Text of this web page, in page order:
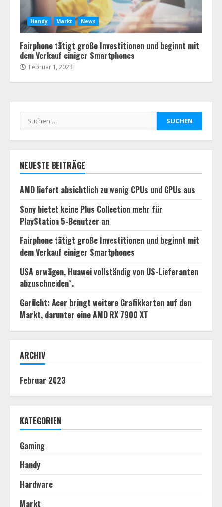
Handy Markt News
Fairphone tätigt große Investitionen und beginnt mit
dem Verkauf einiger Smartphones
Februar 1, 2023
Suchen
nach:
NEUESTE BEITRÄGE
AMD liefert absichtlich zu wenig CPUs und GPUs aus
Sony bietet keine Plus Collection mehr für
PlayStation 5-Benutzer an
Fairphone tätigt große Investitionen und beginnt mit
dem Verkauf einiger Smartphones
USA erwägen, Huawei vollständig von US-Lieferanten
abzuschneiden“.
Gerücht: Acer bringt weitere Grafikkarten auf den
Markt, darunter eine AMD RX 7900 XT
ARCHIV
Februar 2023
KATEGORIEN
Gaming
Handy
Hardware
Markt